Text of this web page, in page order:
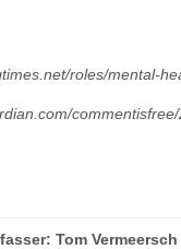
roles/mental-
Tom Vermeersch